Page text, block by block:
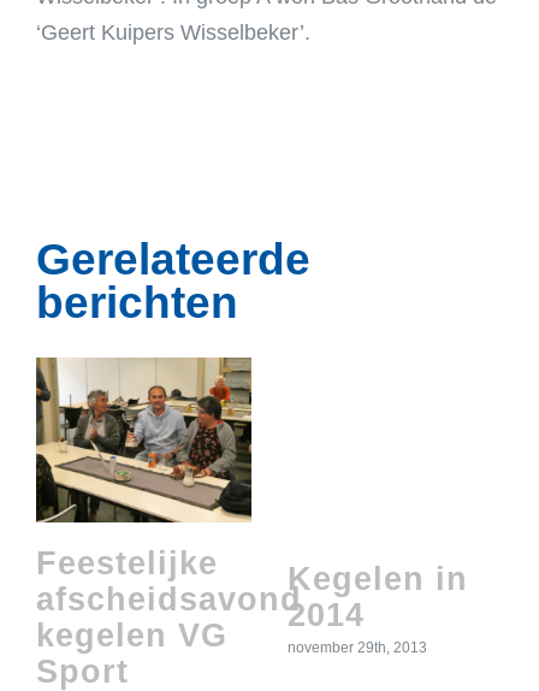
‘Geert Kuipers Wisselbeker’.
Gerelateerde
berichten
Feestelijke
afscheidsavond
kegelen VG
Sport
Kegelen in
2014
november 29th, 2013